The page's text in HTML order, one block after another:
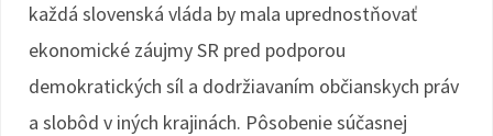
každá slovenská vláda by mala uprednostňovať
ekonomické záujmy SR pred podporou
demokratických síl a dodržiavaním občianskych práv
a slobôd v iných krajinách. Pôsobenie súčasnej